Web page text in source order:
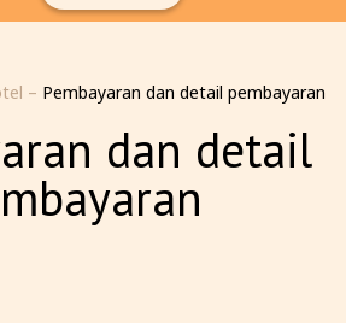
– Pembayaran dan detail pembayaran
dan detail